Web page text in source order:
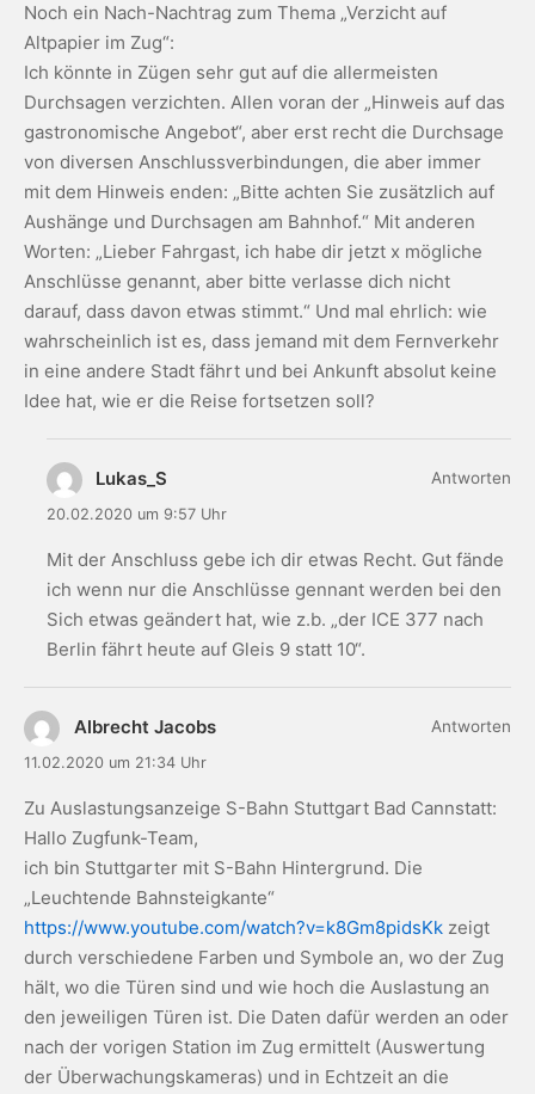
Noch ein Nach-Nachtrag zum Thema „Verzicht auf
Altpapier im Zug“:
Ich könnte in Zügen sehr gut auf die allermeisten
Durchsagen verzichten. Allen voran der „Hinweis auf das
gastronomische Angebot“, aber erst recht die Durchsage
von diversen Anschlussverbindungen, die aber immer
mit dem Hinweis enden: „Bitte achten Sie zusätzlich auf
Aushänge und Durchsagen am Bahnhof.“ Mit anderen
Worten: „Lieber Fahrgast, ich habe dir jetzt x mögliche
Anschlüsse genannt, aber bitte verlasse dich nicht
darauf, dass davon etwas stimmt.“ Und mal ehrlich: wie
wahrscheinlich ist es, dass jemand mit dem Fernverkehr
in eine andere Stadt fährt und bei Ankunft absolut keine
Idee hat, wie er die Reise fortsetzen soll?
Lukas_S
20.02.2020 um 9:57 Uhr
Mit der Anschluss gebe ich dir etwas Recht. Gut fände
ich wenn nur die Anschlüsse gennant werden bei den
Sich etwas geändert hat, wie z.b. „der ICE 377 nach
Berlin fährt heute auf Gleis 9 statt 10“.
Antworten
Albrecht Jacobs
11.02.2020 um 21:34 Uhr
Zu Auslastungsanzeige S-Bahn Stuttgart Bad Cannstatt:
Hallo Zugfunk-Team,
ich bin Stuttgarter mit S-Bahn Hintergrund. Die
„Leuchtende Bahnsteigkante“
https://www.youtube.com/watch?v=k8Gm8pidsKk zeigt
durch verschiedene Farben und Symbole an, wo der Zug
hält, wo die Türen sind und wie hoch die Auslastung an
den jeweiligen Türen ist. Die Daten dafür werden an oder
nach der vorigen Station im Zug ermittelt (Auswertung
der Überwachungskameras) und in Echtzeit an die
Antworten